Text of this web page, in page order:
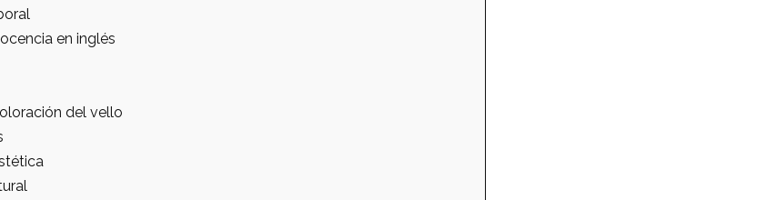
en inglés
del vello